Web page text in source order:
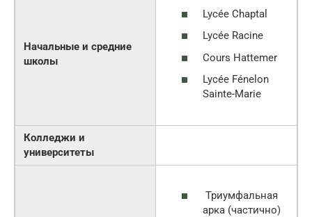
Начальные и средние
школы
Lycée Chaptal
Lycée Racine
Cours Hattemer
Lycée Fénelon
Sainte-Marie
Колледжи и
университеты
Триумфальная
арка (частично)